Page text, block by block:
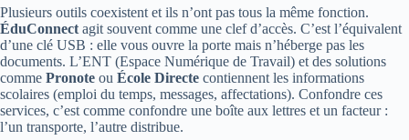
Plusieurs outils coexistent et ils n’ont pas tous la même fonction.
ÉduConnect agit souvent comme une clef d’accès. C’est l’équivalent
d’une clé USB : elle vous ouvre la porte mais n’héberge pas les
documents. L’ENT (Espace Numérique de Travail) et des solutions
comme Pronote ou École Directe contiennent les informations
scolaires (emploi du temps, messages, affectations). Confondre ces
services, c’est comme confondre une boîte aux lettres et un facteur :
l’un transporte, l’autre distribue.